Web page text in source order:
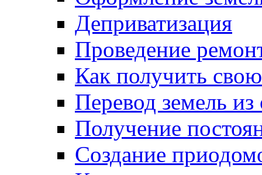
Деприватизация
Проведение
Как получить
Перевод земель
Получение
Создание